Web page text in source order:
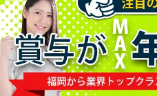
援制度もあります！野球部あり
不足解消にいかがですか）